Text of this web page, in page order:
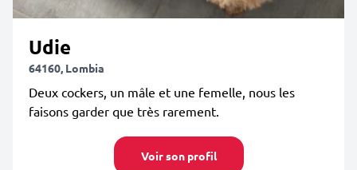
Udie
64160, Lombia
Deux cockers, un mâle et une femelle, nous les
faisons garder que très rarement.
Voir son profil